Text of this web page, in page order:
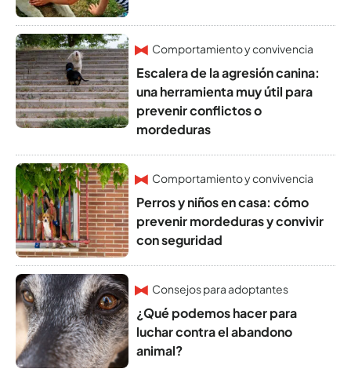
Comportamiento y convivencia
Escalera de la agresión canina:
una herramienta muy útil para
prevenir conflictos o
mordeduras
Comportamiento y convivencia
Perros y niños en casa: cómo
prevenir mordeduras y convivir
con seguridad
Consejos para adoptantes
¿Qué podemos hacer para
luchar contra el abandono
animal?